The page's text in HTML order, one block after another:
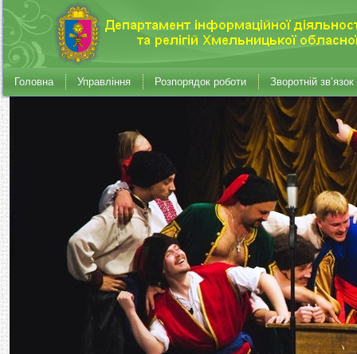
Головна Управління Розпорядок роботи Зворотній зв’язок